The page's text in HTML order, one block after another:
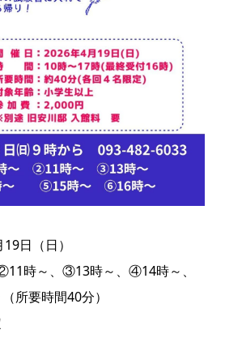
日（日）
時～、③13時～、④14時～、
所要時間40分）